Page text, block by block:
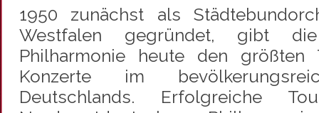
1950 zunächst als
Westfalen gegründet, gibt die
Philharmonie heute den
Konzerte im
Deutschlands. Erfolgreiche